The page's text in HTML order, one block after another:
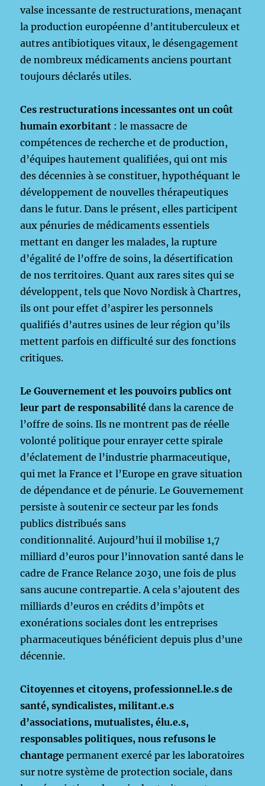
valse incessante de restructurations, menaçant
la production européenne d’antituberculeux et
autres antibiotiques vitaux, le désengagement
de nombreux médicaments anciens pourtant
toujours déclarés utiles.
Ces restructurations incessantes ont un coût
humain exorbitant : le massacre de
compétences de recherche et de production,
d’équipes hautement qualifiées, qui ont mis
des décennies à se constituer, hypothéquant le
développement de nouvelles thérapeutiques
dans le futur. Dans le présent, elles participent
aux pénuries de médicaments essentiels
mettant en danger les malades, la rupture
d’égalité de l’offre de soins, la désertification
de nos territoires. Quant aux rares sites qui se
développent, tels que Novo Nordisk à Chartres,
ils ont pour effet d’aspirer les personnels
qualifiés d’autres usines de leur région qu’ils
mettent parfois en difficulté sur des fonctions
critiques.
Le Gouvernement et les pouvoirs publics ont
leur part de responsabilité dans la carence de
l’offre de soins. Ils ne montrent pas de réelle
volonté politique pour enrayer cette spirale
d’éclatement de l’industrie pharmaceutique,
qui met la France et l’Europe en grave situation
de dépendance et de pénurie. Le Gouvernement
persiste à soutenir ce secteur par les fonds
publics distribués sans
conditionnalité. Aujourd’hui il mobilise 1,7
milliard d’euros pour l’innovation santé dans le
cadre de France Relance 2030, une fois de plus
sans aucune contrepartie. A cela s’ajoutent des
milliards d’euros en crédits d’impôts et
exonérations sociales dont les entreprises
pharmaceutiques bénéficient depuis plus d’une
décennie.
Citoyennes et citoyens, professionnel.le.s de
santé, syndicalistes, militant.e.s
d’associations, mutualistes, élu.e.s,
responsables politiques, nous refusons le
chantage permanent exercé par les laboratoires
sur notre système de protection sociale, dans